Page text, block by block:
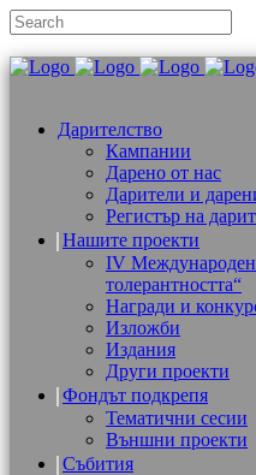
Дарителство
Кампании
Дарено от нас
Дарители и
Регистър на
Нашите проекти
IV Международен
толерантността“
Награди и
Изложби
Издания
Други проекти
Фондът подкрепя
Тематични сесии
Външни проекти
Събития